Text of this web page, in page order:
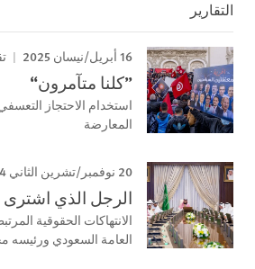
التقارير
16 أبريل/نيسان 2025
”كلنا متآمرون“
استخدام الاحتجاز
المعارضة
20 نوفمبر/تشرين الثاني 2024
الرجل الذي اشترى
الانتهاكات الحقوقية
العامة السعودي ورئيسه